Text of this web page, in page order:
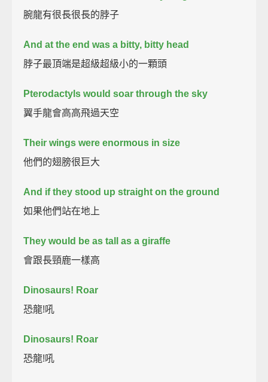
腕龍有很長很長的脖子
And at the end was a bitty, bitty head
脖子最頂端是超級超級小的一顆頭
Pterodactyls would soar through the sky
翼手龍會高高飛過天空
Their wings were enormous in size
他們的翅膀很巨大
And if they stood up straight on the ground
如果他們站在地上
They would be as tall as a giraffe
會跟長頸鹿一樣高
Dinosaurs! Roar
恐龍!吼
Dinosaurs! Roar
恐龍!吼